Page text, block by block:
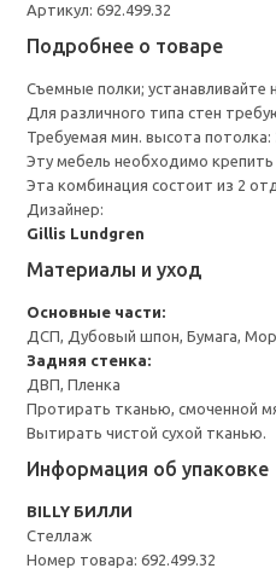
Артикул: 692.499.32
Подробнее о товаре
Съемные полки; устанавливайте
Для различного типа стен
Требуемая мин. высота потолка:
Эту мебель необходимо
Эта комбинация состоит из 2
Дизайнер:
Gillis Lundgren
Материалы и уход
Основные части:
ДСП, Дубовый шпон, Бумага,
Задняя стенка:
ДВП, Пленка
Протирать тканью, смоченной
Вытирать чистой сухой тканью.
Информация об упаковке
BILLY БИЛЛИ
Стеллаж
Номер товара: 692.499.32